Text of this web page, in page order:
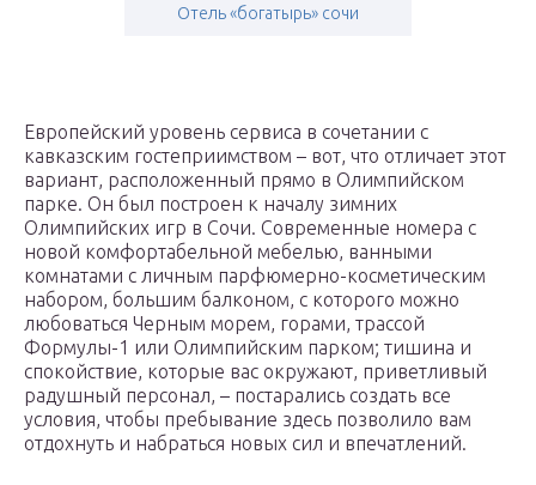
Отель «богатырь» сочи
Европейский уровень сервиса в сочетании с
кавказским гостеприимством – вот, что отличает этот
вариант, расположенный прямо в Олимпийском
парке. Он был построен к началу зимних
Олимпийских игр в Сочи. Современные номера с
новой комфортабельной мебелью, ванными
комнатами с личным парфюмерно-косметическим
набором, большим балконом, с которого можно
любоваться Черным морем, горами, трассой
Формулы-1 или Олимпийским парком; тишина и
спокойствие, которые вас окружают, приветливый
радушный персонал, – постарались создать все
условия, чтобы пребывание здесь позволило вам
отдохнуть и набраться новых сил и впечатлений.